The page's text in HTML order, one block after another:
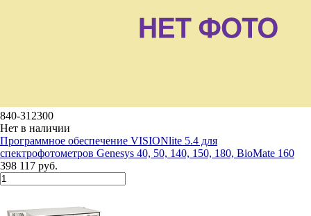
840-312300
Нет в наличии
Программное обеспечение VISIONlite 5.4 для
спектрофотометров Genesys 40, 50, 140, 150, 180, BioMate 160
398 117 руб.